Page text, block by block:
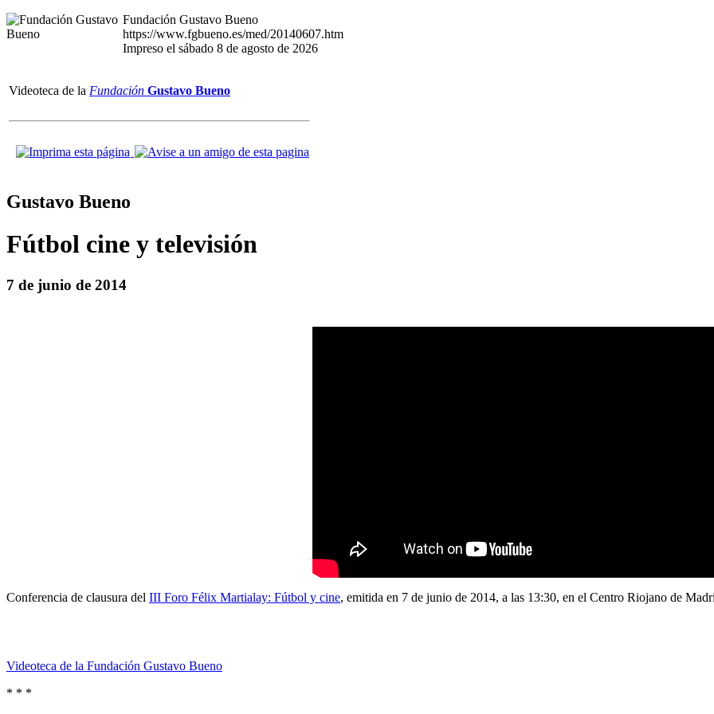
Fundación Gustavo Bueno
https://www.fgbueno.es/med/20140607.htm
Impreso el sábado 8 de agosto de 2026
Videoteca de la Fundación Gustavo Bueno
Gustavo Bueno
Fútbol cine y televisión
7 de junio de 2014
Conferencia de clausura del III Foro Félix Martialay: Fútbol y cine, emitida en 7 de junio de 2014, a las 13:30, en el Centro Riojano de
Videoteca de la Fundación Gustavo Bueno
* * *